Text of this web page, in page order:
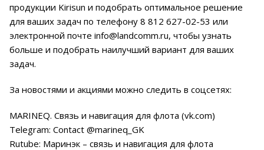
продукции Kirisun и подобрать оптимальное решение
для ваших задач по телефону 8 812 627-02-53 или
электронной почте info@landcomm.ru, чтобы узнать
больше и подобрать наилучший вариант для ваших
задач.
За новостями и акциями можно следить в соцсетях:
MARINEQ. Связь и навигация для флота (vk.com)
Telegram: Contact @marineq_GK
Rutube: Маринэк – связь и навигация для флота